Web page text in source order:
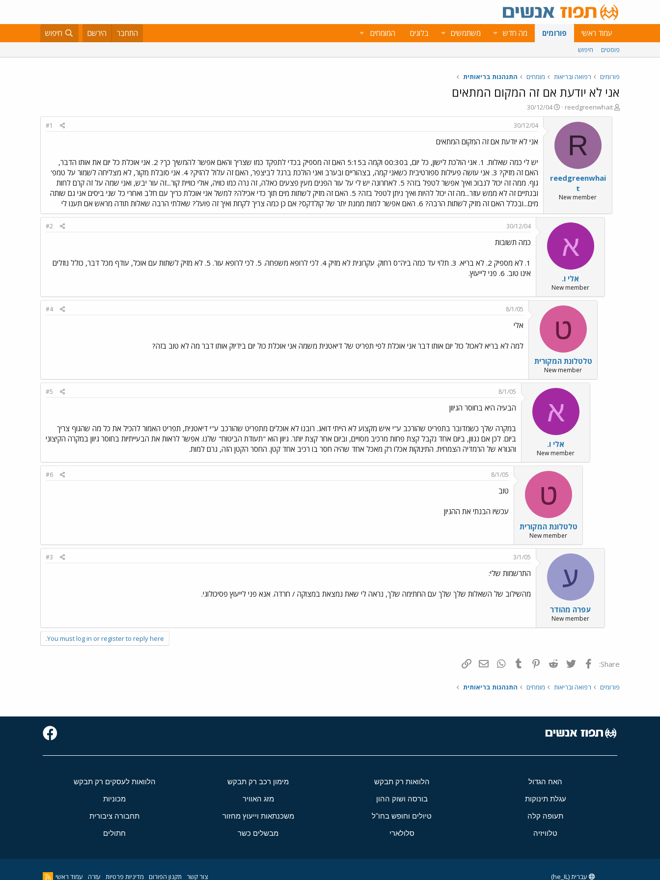
עמוד ראשי פורומים מה חדש משתמשים בלוגים המומחים התחבר הירשם חיפוש
פוסטים חיפוש
פורומים רפואה ובריאות מומחים התנהגות בריאותית
אני לא יודעת אם זה המקום המתאים
פ
ו
reedgreenwhait
פ
ו
ר
30/12/04
R
reedgreenwhai
t
New member
30/12/04
#1
אני לא יודעת אם זה המקום המתאים
יש לי כמה שאלות. 1. אני הולכת לישון, כל יום, ב00:30 וקמה ב5:15 האם זה מספיק בכדי לתפקד כמו שצריך והאם אפשר להמשיך כך? 2. אני אוכלת כל יום את אותו הדבר,
האם זה מזיק? 3. אני עושה פעילות ספורטיבית כשאני קמה, בצהוריים ובערב ואני הולכת ברגל לביצפר, האם זה עלול להזיק? 4. אני סובלת מקור, לא מצליחה לשמור על טמפ'
גוף. ממה זה יכול לנבוכ ואיך אפשר לטפל בזה? 5. לאחרונה יש לי על עור הפנים מעין פצעים כאלה, זה נרה כמו כוויה, אולי כוויית קור...זה עור יבש, ואני שמה על זה קרם לחות
ובנתיים זה לא ממש עוזר...מה זה יכול להיות ואיך ניתן לטפל בזה? 5. האם זה מזיק לשתות מים תוך כדי אכילה? למשל אני אוכלת כריך עם חלב ואחרי כל שני ביסים אני גם שותה
מים...ובכלל האם זה מזיק לשתות הרבה? 6. האם אפשר למות ממנת יתר של קולדקס? אם כן כמה צריך לקחת ואיך זה פועל? שאלתי הרבה שאלות תודה מראש אם תענו לי
א
אלי ו.
New member
30/12/04
#2
כמה תשובות
1. לא מספיק 2. לא בריא. 3. תלוי עד כמה ביה"ס רחוק. עקרונית לא מזיק 4. לכי לרופא משפחה. 5. לכי לרופא עור. 5. לא מזיק לשתות עם אוכל, עודף מכל דבר, כולל נוזלים
אינו טוב. 6. פני לייעוץ.
ט
טלטלונת המקורית
New member
8/1/05
#4
אלי
למה לא בריא לאכול כול יום אותו דבר אני אוכלת לפי תפריט של דיאטנית משמה אני אוכלת כול יום בידיוק אותו דבר מה לא טוב בזה?
א
אלי ו.
New member
8/1/05
#5
הבעיה היא בחוסר הגיוון
במקרה שלך כשמדובר בתפריט שהורכב ע"י איש מקצוע לא הייתי דואג. רובנו לא אוכלים מתפריט שהורכב ע"י דיאטנית, תפריט האמור להכיל את כל מה שהגוף צריך
ביום. לכן אם נגוון, ביום אחד נקבל קצת פחות מרכיב מסויים, וביום אחר קצת יותר. גיוון הוא "תעודת הביטוח" שלנו. אפשר לראות את הבעייתיות בחוסר גיוון במקרה הקיצוני
והנורא של הרמדיה הצמחית. התינוקות אכלו רק מאכל אחד שהיה חסר בו רכיב אחד קטן. החסר הקטן הזה, גרם למות.
ט
טלטלונת המקורית
New member
8/1/05
#6
טוב
עכשיו הבנתי את ההגיון
ע
עפרה מהודר
New member
3/1/05
#3
התרשמות שלי:
מהשילוב של השאלות שלך שלך עם החתימה שלך, נראה לי שאת נמצאת במצוקה / חרדה. אנא פני לייעוץ פסיכולוגי.
You must log in or register to reply here.
Share: פייסבוק Twitter
Reddit
Pinterest
Tumblr
WhatsAppדואר אלקטרוני
פורומים רפואה ובריאות מומחים התנהגות בריאותית
האח הגדול הלוואות רק תבקש מימון רכב רק תבקש הלוואות לעסקים רק תבקש
עגלת תינוקות בורסה ושוק ההון מזג האוויר מכוניות
תעופה קלה טיולים וחופש בחו"ל משכנתאות וייעוץ מחזור תחבורה ציבורית
טלוויזיה סלולארי מבשלים כשר חתולים
צור קשר תקנון הפורום מדיניות פרטיות עזרה עמוד ראשי עברית (he_IL)